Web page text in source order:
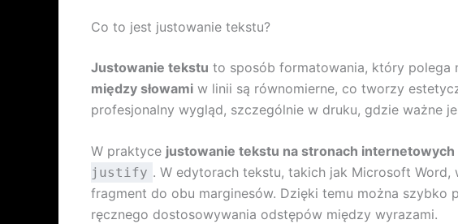
Co to jest justowanie tekstu?
Justowanie tekstu to sposób formatowania, który polega
między słowami w linii są równomierne, co tworzy
profesjonalny wygląd, szczególnie w druku, gdzie ważne
W praktyce justowanie tekstu na stronach internetowych
justify . W edytorach tekstu, takich jak Microsoft
fragment do obu marginesów. Dzięki temu można
ręcznego dostosowywania odstępów między wyrazami.